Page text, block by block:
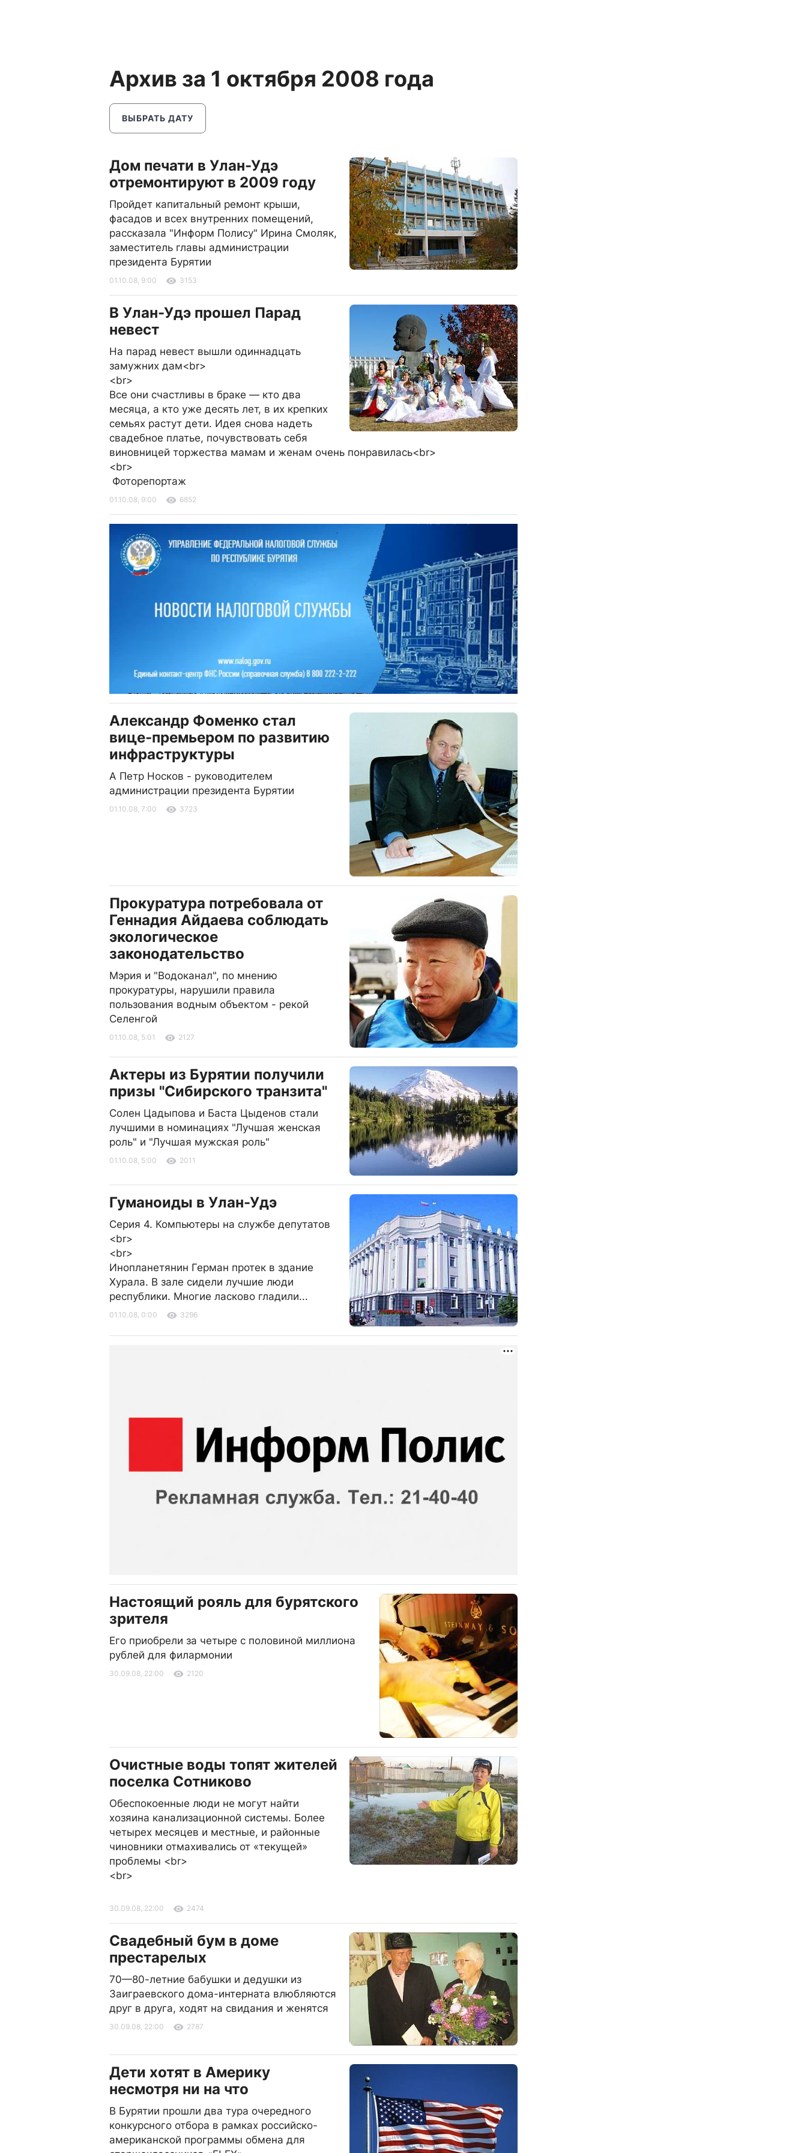
Архив за 1 октября 2008 года
ВЫБРАТЬ ДАТУ
Дом печати в Улан-Удэ
отремонтируют в 2009 году
Пройдет капитальный ремонт крыши,
фасадов и всех внутренних помещений,
рассказала "Информ Полису" Ирина Смоляк,
заместитель главы администрации
президента Бурятии
01.10.08, 9:00 3153
В Улан-Удэ прошел Парад
невест
На парад невест вышли одиннадцать
замужних дам<br>
<br>
Все они счастливы в браке — кто два
месяца, а кто уже десять лет, в их крепких
семьях растут дети. Идея снова надеть
свадебное платье, почувствовать себя
виновницей торжества мамам и женам очень понравилась<br>
<br>
Фоторепортаж
01.10.08, 9:00 6852
Александр Фоменко стал
вице-премьером по развитию
инфраструктуры
А Петр Носков - руководителем
администрации президента Бурятии
01.10.08, 7:00 3723
Прокуратура потребовала от
Геннадия Айдаева соблюдать
экологическое
законодательство
Мэрия и "Водоканал", по мнению
прокуратуры, нарушили правила
пользования водным объектом - рекой
Селенгой
01.10.08, 5:01 2127
Актеры из Бурятии получили
призы "Сибирского транзита"
Солен Цадыпова и Баста Цыденов стали
лучшими в номинациях "Лучшая женская
роль" и "Лучшая мужская роль"
01.10.08, 5:00 2011
Гуманоиды в Улан-Удэ
Серия 4. Компьютеры на службе депутатов
<br>
<br>
Инопланетянин Герман протек в здание
Хурала. В зале сидели лучшие люди
республики. Многие ласково гладили...
01.10.08, 0:00 3296
Настоящий рояль для бурятского
зрителя
Его приобрели за четыре с половиной миллиона
рублей для филармонии
30.09.08, 22:00 2120
Очистные воды топят жителей
поселка Сотниково
Обеспокоенные люди не могут найти
хозяина канализационной системы. Более
четырех месяцев и местные, и районные
чиновники отмахивались от «текущей»
проблемы <br>
<br>
30.09.08, 22:00 2474
Свадебный бум в доме
престарелых
70—80-летние бабушки и дедушки из
Заиграевского дома-интерната влюбляются
друг в друга, ходят на свидания и женятся
30.09.08, 22:00 2787
Дети хотят в Америку
несмотря ни на что
В Бурятии прошли два тура очередного
конкурсного отбора в рамках российско-
американской программы обмена для